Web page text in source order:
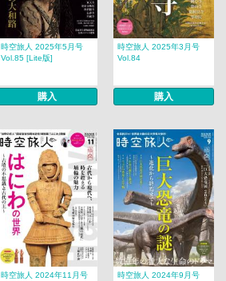
時空旅人 2025年5月号
Vol.85 [Lite版]
購入
時空旅人 2025年3月号
Vol.84
購入
時空旅人 2024年11月号
時空旅人 2024年9月号